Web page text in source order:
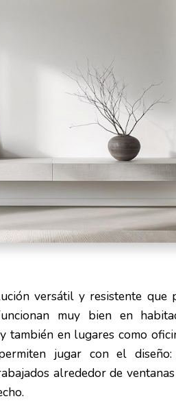
versátil y resistente que
muy bien en
también en lugares como
jugar con el
alrededor de